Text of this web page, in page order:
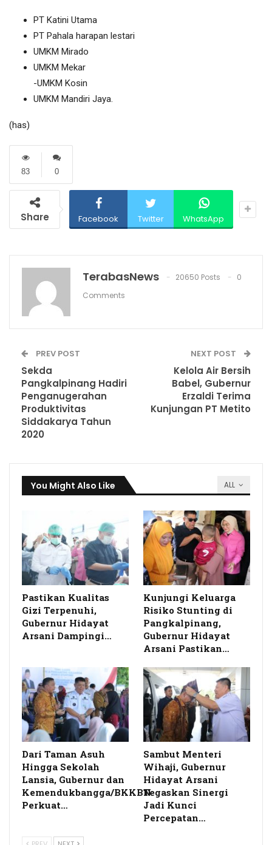
PT Katini Utama
PT Pahala harapan lestari
UMKM Mirado
UMKM Mekar
-UMKM Kosin
UMKM Mandiri Jaya.
(has)
0
83
Share Facebook Twitter WhatsApp
TerabasNews 20650 Posts
0
Comments
PREV POST
Sekda
Pangkalpinang Hadiri
Penganugerahan
Produktivitas
Siddakarya Tahun
2020
NEXT POST
Kelola Air Bersih
Babel, Gubernur
Erzaldi Terima
Kunjungan PT Metito
ALL
You Might Also Like
Pastikan Kualitas
Gizi Terpenuhi,
Gubernur Hidayat
Arsani Dampingi…
Kunjungi Keluarga
Risiko Stunting di
Pangkalpinang,
Gubernur Hidayat
Arsani Pastikan…
Dari Taman Asuh
Hingga Sekolah
Lansia, Gubernur dan
Kemendukbangga/BKKBN
Perkuat…
Sambut Menteri
Wihaji, Gubernur
Hidayat Arsani
Tegaskan Sinergi
Jadi Kunci
Percepatan…